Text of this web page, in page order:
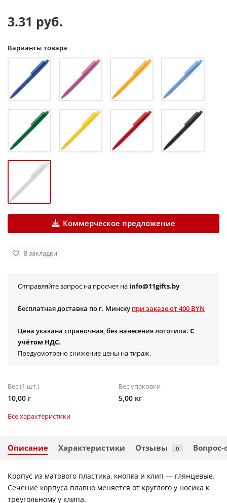
3.31 руб.
Варианты товара
Коммерческое предложение
В закладки
Отправляйте запрос на просчет на info@11gifts.by
Бесплатная доставка по г. Минску при заказе от 400 BYN
Цена указана справочная, без нанесения логотипа. С
учётом НДС.
Предусмотрено снижение цены на тираж.
Вес (1 шт.)
10,00 г
Вес упаковки
5,00 кг
Все характеристики
Описание Характеристики Отзывы 0 Вопрос-
Корпус из матового пластика, кнопка и клип — глянцевые.
Сечение корпуса плавно меняется от круглого у носика к
треугольному у клипа.